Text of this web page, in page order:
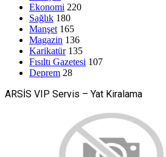
Ekonomi 220
Sağlık 180
Manşet 165
Magazin 136
Karikatür 135
Fısıltı Gazetesi 107
Deprem 28
ARSİS VIP Servis – Yat Kiralama